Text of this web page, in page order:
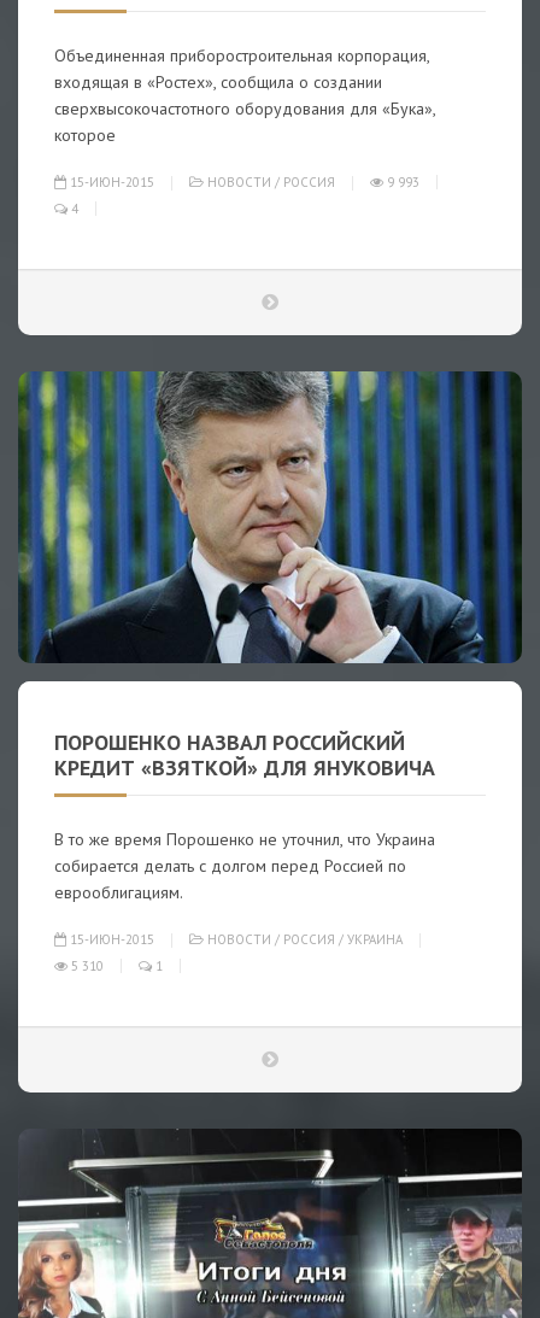
Объединенная приборостроительная корпорация,
входящая в «Ростех», сообщила о создании
сверхвысокочастотного оборудования для «Бука»,
которое
15-ИЮН-2015 НОВОСТИ / РОССИЯ
9 993
4
ПОРОШЕНКО НАЗВАЛ РОССИЙСКИЙ
КРЕДИТ «ВЗЯТКОЙ» ДЛЯ ЯНУКОВИЧА
В то же время Порошенко не уточнил, что Украина
собирается делать с долгом перед Россией по
еврооблигациям.
15-ИЮН-2015 НОВОСТИ / РОССИЯ / УКРАИНА
5 310
1